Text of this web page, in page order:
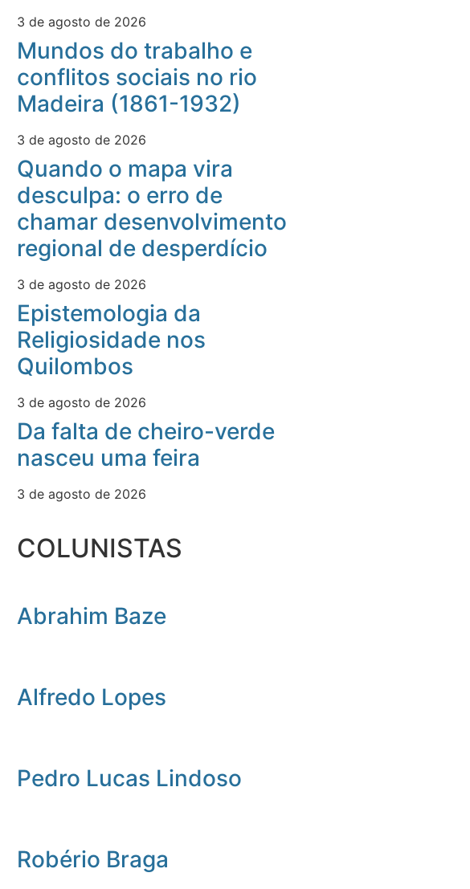
3 de agosto de 2026
Mundos do trabalho e
conflitos sociais no rio
Madeira (1861-1932)
3 de agosto de 2026
Quando o mapa vira
desculpa: o erro de
chamar desenvolvimento
regional de desperdício
3 de agosto de 2026
Epistemologia da
Religiosidade nos
Quilombos
3 de agosto de 2026
Da falta de cheiro-verde
nasceu uma feira
3 de agosto de 2026
COLUNISTAS
Abrahim Baze
Alfredo Lopes
Pedro Lucas Lindoso
Robério Braga